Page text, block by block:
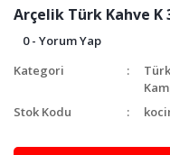
Arçelik Türk Kahve K
0 - Yorum Yap
Kategori
Stok Kodu